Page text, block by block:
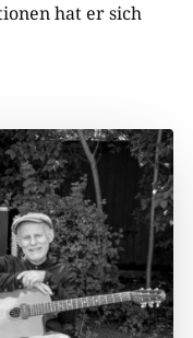
hat er sich